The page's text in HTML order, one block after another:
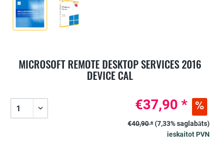
MICROSOFT REMOTE DESKTOP SERVICES 2016
DEVICE CAL
€37,90 *
€40,90 *(7,33% saglabāts)
ieskaitot PVN